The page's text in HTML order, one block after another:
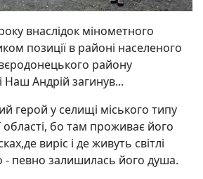
внаслідок мінометного
позиції в районі населеного
району
Наш Андрій загинув...
герой у селищі міського типу
області, бо там проживає його
виріс і де живуть світлі
- певно залишилась його душа.